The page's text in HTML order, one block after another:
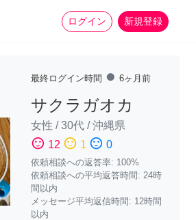
ログイン 新規登録
家事 more_horiz
最終ログイン時間 fiber_manual_record 6ヶ月前
サクラガオカ
女性 /30代 /沖縄県
sentiment_satisfied 12 sentiment_neutral 1 sentiment_dissatisfied 0
依頼相談への返答率: 100%
依頼相談への平均返答時間: 24時
間以内
メッセージ平均返信時間: 12時間
以内